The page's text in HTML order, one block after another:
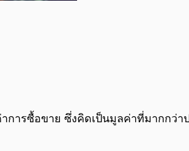
การซื้อขาย ซึ่งคิดเป็นมูลค่าที่มากกว่